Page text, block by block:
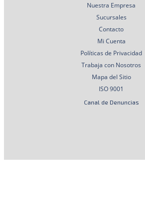
Nuestra Empresa
Sucursales
Contacto
Mi Cuenta
Políticas de Privacidad
Trabaja con Nosotros
Mapa del Sitio
ISO 9001
Canal de Denuncias